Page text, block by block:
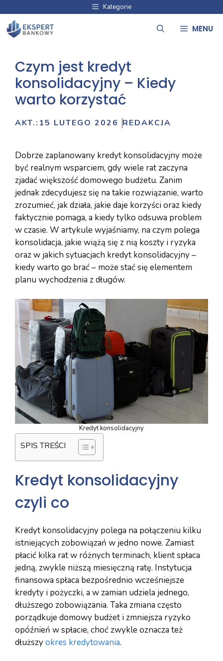
treści
Kategorie
MENU
Czym jest kredyt
konsolidacyjny – Kiedy
warto korzystać
AKT.: 15 LUTEGO 2026 REDAKCJA
Dobrze zaplanowany kredyt konsolidacyjny może
być realnym wsparciem, gdy wiele rat zaczyna
zjadać większość domowego budżetu. Zanim
jednak zdecydujesz się na takie rozwiązanie, warto
zrozumieć, jak działa, jakie daje korzyści oraz kiedy
faktycznie pomaga, a kiedy tylko odsuwa problem
w czasie. W artykule wyjaśniamy, na czym polega
konsolidacja, jakie wiążą się z nią koszty i ryzyka
oraz w jakich sytuacjach kredyt konsolidacyjny –
kiedy warto go brać – może stać się elementem
planu wychodzenia z długów.
Kredyt konsolidacyjny
SPIS TREŚCI
Kredyt konsolidacyjny
czyli co
Kredyt konsolidacyjny polega na połączeniu kilku
istniejących zobowiązań w jedno nowe. Zamiast
płacić kilka rat w różnych terminach, klient spłaca
jedną, zwykle niższą miesięczną ratę. Instytucja
finansowa spłaca bezpośrednio wcześniejsze
kredyty i pożyczki, a w zamian udziela jednego,
dłuższego zobowiązania. Taka zmiana często
porządkuje domowy budżet i zmniejsza ryzyko
opóźnień w spłacie, choć zwykle oznacza też
dłuższyokres kredytowania.